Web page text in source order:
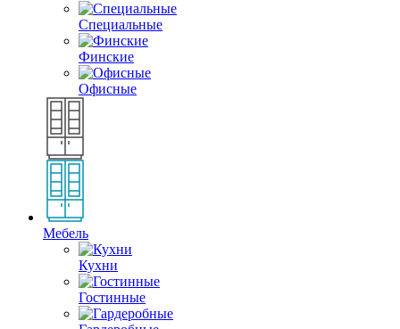
Специальные
Финские
Офисные
Мебель
Кухни
Гостинные